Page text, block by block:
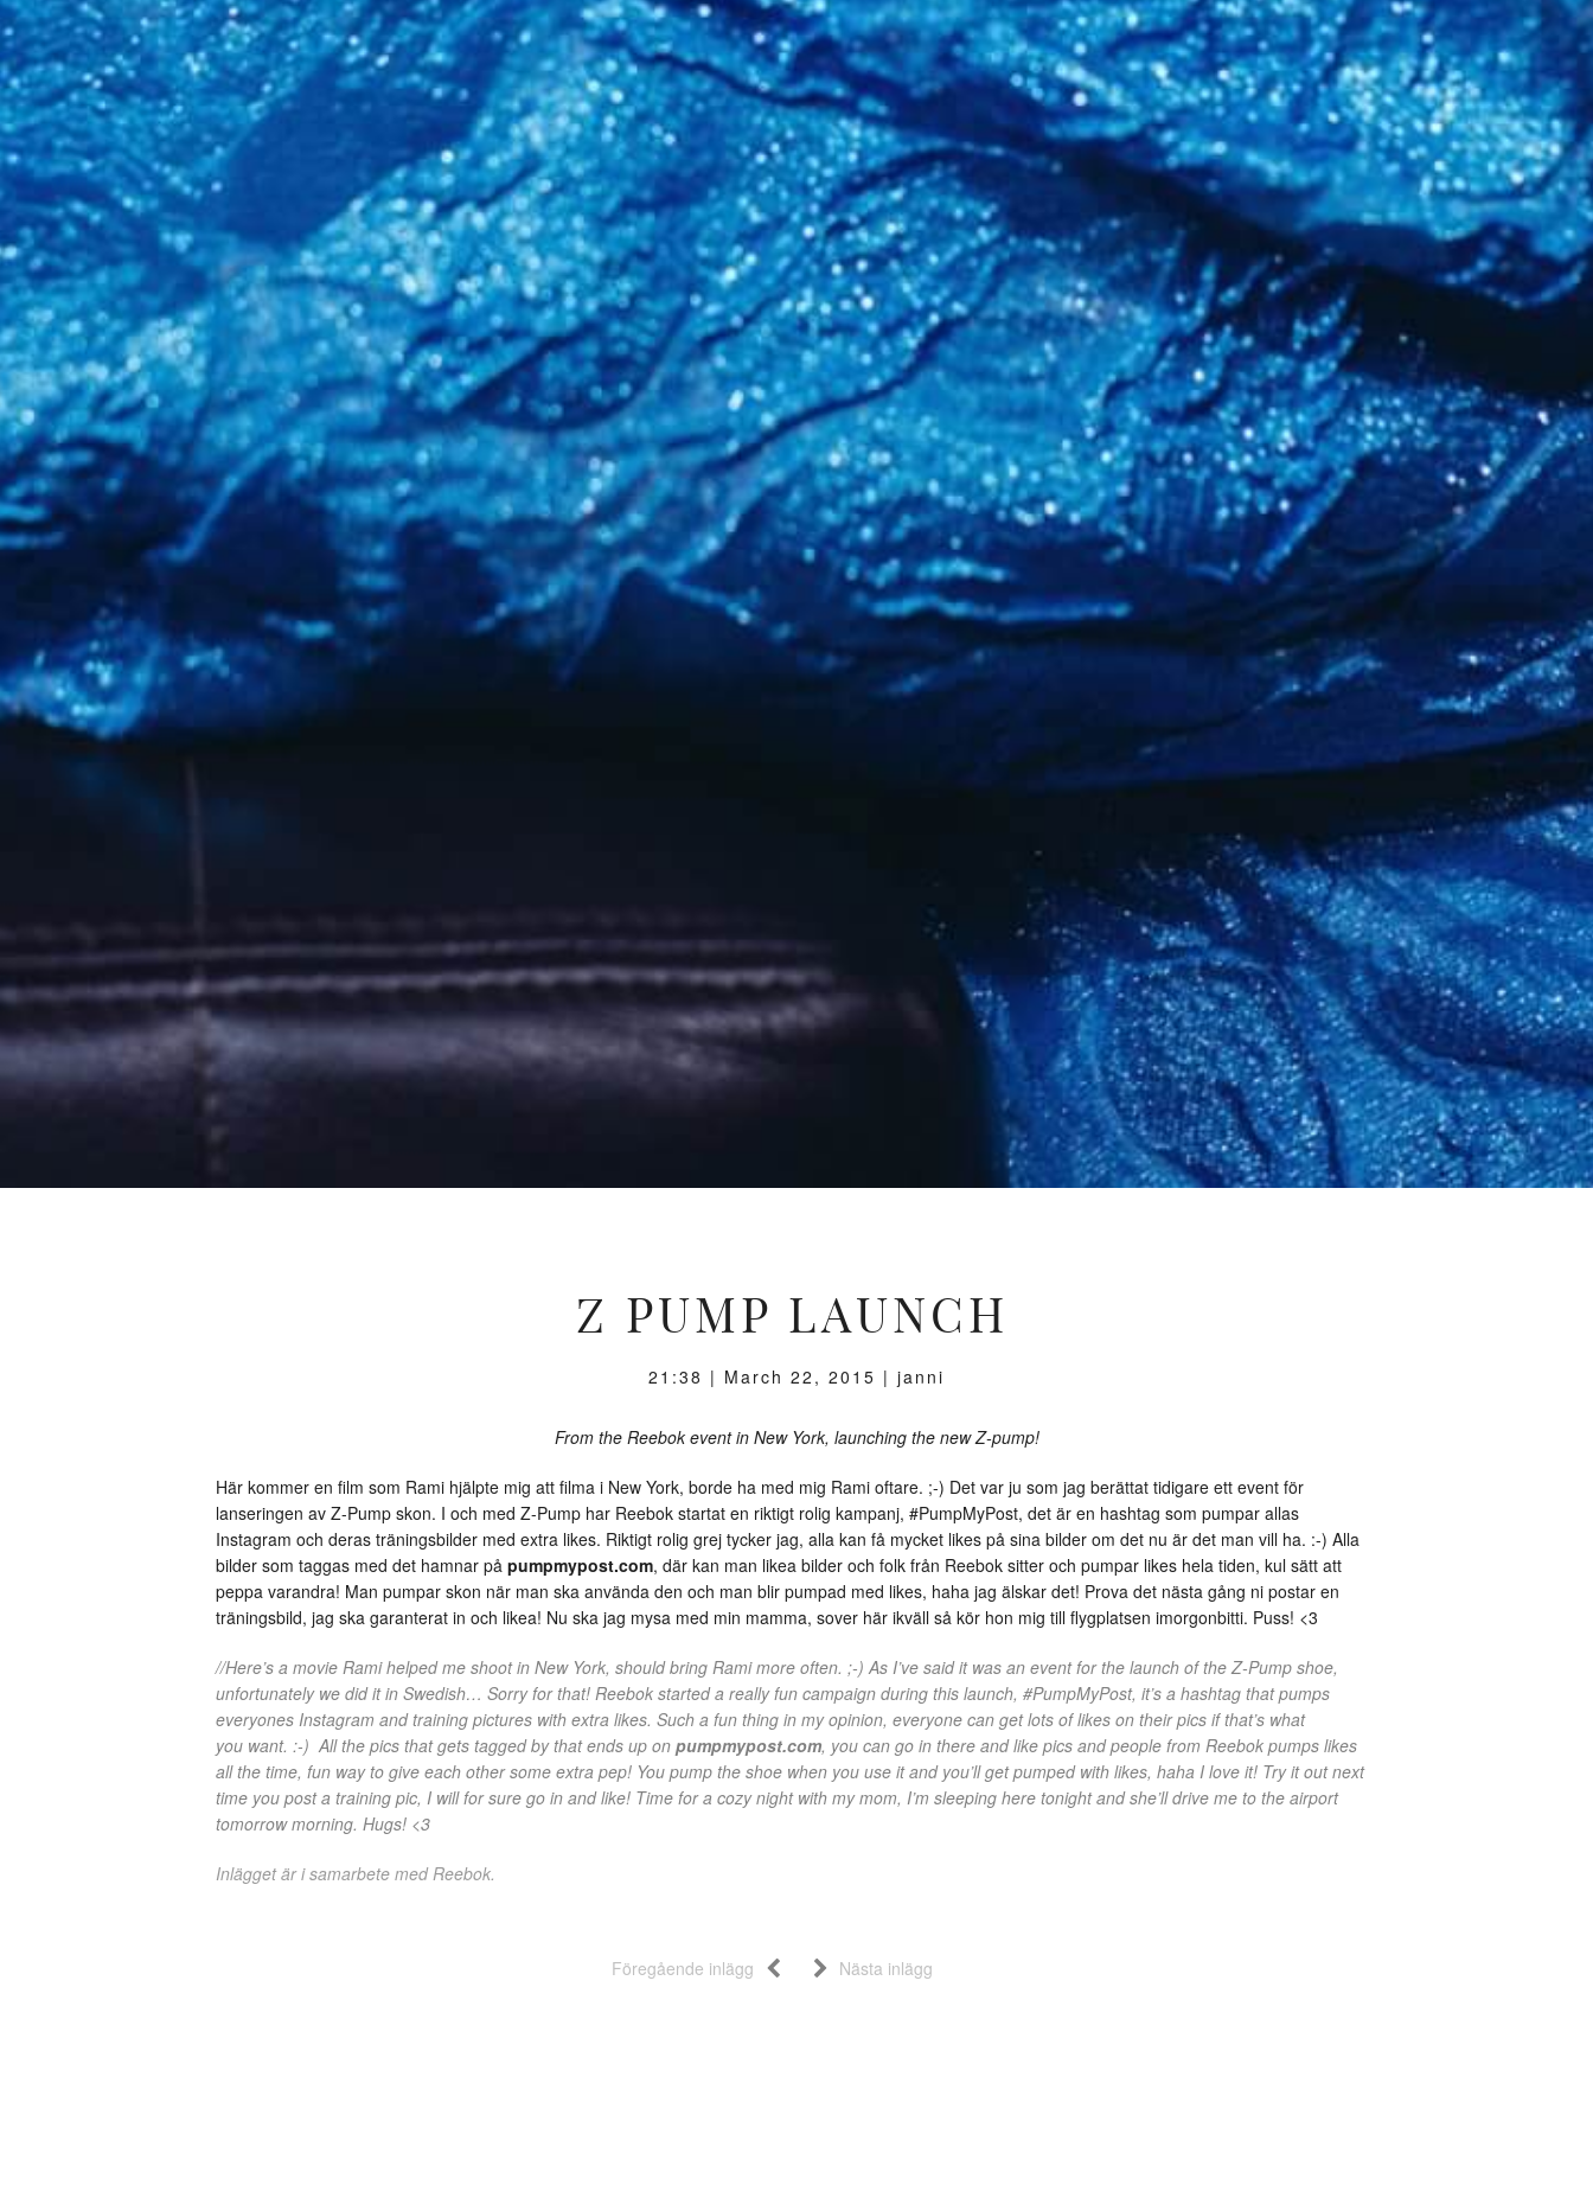
Z PUMP LAUNCH
21:38 | March 22, 2015 | janni
From the Reebok event in New York, launching the new Z-pump!
Här kommer en film som Rami hjälpte mig att filma i New York, borde ha med mig Rami oftare. ;-) Det var ju som jag berättat tidigare ett event för
lanseringen av Z-Pump skon. I och med Z-Pump har Reebok startat en riktigt rolig kampanj, #PumpMyPost, det är en hashtag som pumpar allas
Instagram och deras träningsbilder med extra likes. Riktigt rolig grej tycker jag, alla kan få mycket likes på sina bilder om det nu är det man vill ha. :-) Alla
bilder som taggas med det hamnar på pumpmypost.com, där kan man likea bilder och folk från Reebok sitter och pumpar likes hela tiden, kul sätt att
peppa varandra! Man pumpar skon när man ska använda den och man blir pumpad med likes, haha jag älskar det! Prova det nästa gång ni postar en
träningsbild, jag ska garanterat in och likea! Nu ska jag mysa med min mamma, sover här ikväll så kör hon mig till flygplatsen imorgonbitti. Puss! <3
//Here’s a movie Rami helped me shoot in New York, should bring Rami more often. ;-) As I’ve said it was an event for the launch of the Z-Pump shoe,
unfortunately we did it in Swedish… Sorry for that! Reebok started a really fun campaign during this launch, #PumpMyPost, it’s a hashtag that pumps
everyones Instagram and training pictures with extra likes. Such a fun thing in my opinion, everyone can get lots of likes on their pics if that’s what
you want. :-) All the pics that gets tagged by that ends up on pumpmypost.com, you can go in there and like pics and people from Reebok pumps likes
all the time, fun way to give each other some extra pep! You pump the shoe when you use it and you’ll get pumped with likes, haha I love it! Try it out next
time you post a training pic, I will for sure go in and like! Time for a cozy night with my mom, I’m sleeping here tonight and she’ll drive me to the airport
tomorrow morning. Hugs! <3
Inlägget är i samarbete med Reebok.
Föregående inlägg Nästa inlägg